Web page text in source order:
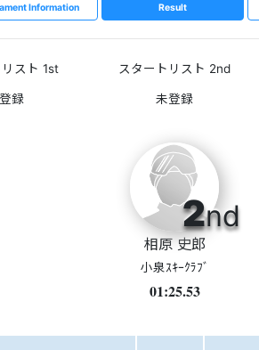
Information Result
スト 1st スタートリスト 2nd
2nd
相原 史郎
小泉ｽｷｰｸﾗﾌﾞ
01:25.53